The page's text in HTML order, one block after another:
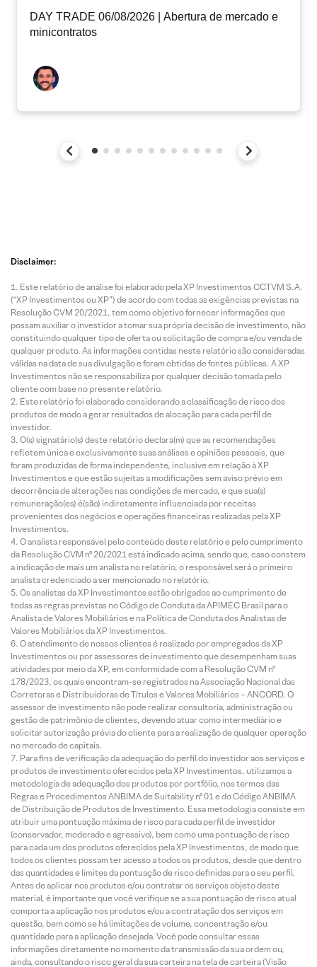
DAY TRADE 06/08/2026 | Abertura de mercado e
minicontratos
Disclaimer:
Este relatório de análise foi elaborado pela XP Investimentos CCTVM S.A.
(“XP Investimentos ou XP”) de acordo com todas as exigências previstas na
Resolução CVM 20/2021, tem como objetivo fornecer informações que
possam auxiliar o investidor a tomar sua própria decisão de investimento, não
constituindo qualquer tipo de oferta ou solicitação de compra e/ou venda de
qualquer produto. As informações contidas neste relatório são consideradas
válidas na data de sua divulgação e foram obtidas de fontes públicas. A XP
Investimentos não se responsabiliza por qualquer decisão tomada pelo
cliente com base no presente relatório.
Este relatório foi elaborado considerando a classificação de risco dos
produtos de modo a gerar resultados de alocação para cada perfil de
investidor.
O(s) signatário(s) deste relatório declara(m) que as recomendações
refletem única e exclusivamente suas análises e opiniões pessoais, que
foram produzidas de forma independente, inclusive em relação à XP
Investimentos e que estão sujeitas a modificações sem aviso prévio em
decorrência de alterações nas condições de mercado, e que sua(s)
remuneração(es) é(são) indiretamente influenciada por receitas
provenientes dos negócios e operações financeiras realizadas pela XP
Investimentos.
O analista responsável pelo conteúdo deste relatório e pelo cumprimento
da Resolução CVM nº 20/2021 está indicado acima, sendo que, caso constem
a indicação de mais um analista no relatório, o responsável será o primeiro
analista credenciado a ser mencionado no relatório.
Os analistas da XP Investimentos estão obrigados ao cumprimento de
todas as regras previstas no Código de Conduta da APIMEC Brasil para o
Analista de Valores Mobiliários e na Política de Conduta dos Analistas de
Valores Mobiliários da XP Investimentos.
O atendimento de nossos clientes é realizado por empregados da XP
Investimentos ou por assessores de investimento que desempenham suas
atividades por meio da XP, em conformidade com a Resolução CVM nº
178/2023, os quais encontram-se registrados na Associação Nacional das
Corretoras e Distribuidoras de Títulos e Valores Mobiliários – ANCORD. O
assessor de investimento não pode realizar consultoria, administração ou
gestão de patrimônio de clientes, devendo atuar como intermediário e
solicitar autorização prévia do cliente para a realização de qualquer operação
no mercado de capitais.
Para fins de verificação da adequação do perfil do investidor aos serviços e
produtos de investimento oferecidos pela XP Investimentos, utilizamos a
metodologia de adequação dos produtos por portfólio, nos termos das
Regras e Procedimentos ANBIMA de Suitability nº 01 e do Código ANBIMA
de Distribuição de Produtos de Investimento. Essa metodologia consiste em
atribuir uma pontuação máxima de risco para cada perfil de investidor
(conservador, moderado e agressivo), bem como uma pontuação de risco
para cada um dos produtos oferecidos pela XP Investimentos, de modo que
todos os clientes possam ter acesso a todos os produtos, desde que dentro
das quantidades e limites da pontuação de risco definidas para o seu perfil.
Antes de aplicar nos produtos e/ou contratar os serviços objeto deste
material, é importante que você verifique se a sua pontuação de risco atual
comporta a aplicação nos produtos e/ou a contratação dos serviços em
questão, bem como se há limitações de volume, concentração e/ou
quantidade para a aplicação desejada. Você pode consultar essas
informações diretamente no momento da transmissão da sua ordem ou,
ainda, consultando o risco geral da sua carteira na tela de carteira (Visão